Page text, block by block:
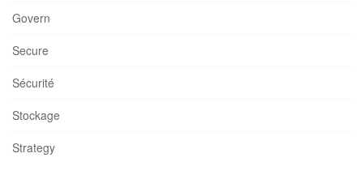
Govern
Secure
Sécurité
Stockage
Strategy